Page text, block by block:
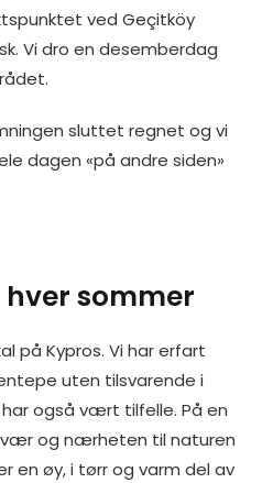
ved Geçitköy
Vi dro en desemberdag
sluttet regnet og vi
dagen «på andre siden»
sommer
på Kypros. Vi har erfart
uten tilsvarende i
også vært tilfelle. På en
vær og nærheten til naturen
en øy, i tørr og varm del av